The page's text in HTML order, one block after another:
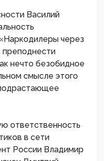
Василий
через
преподнести
нечто безобидное
смысле этого
ответственность
в сети
России Владимир